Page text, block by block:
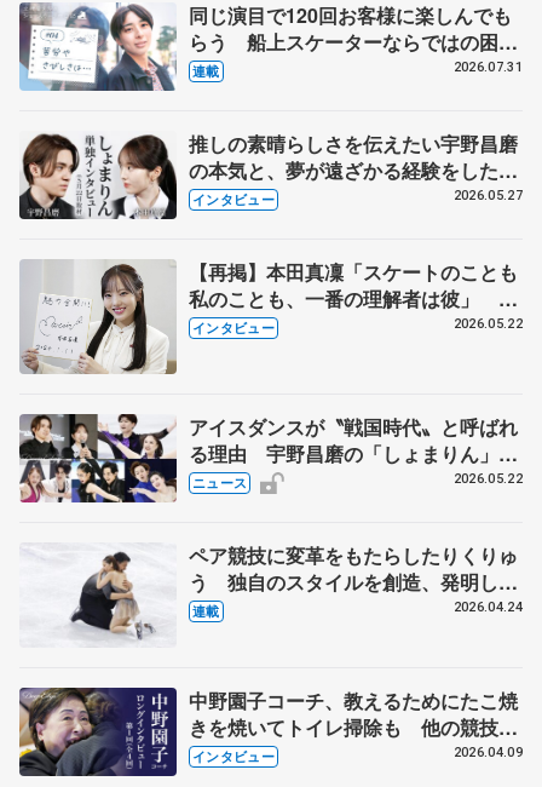
同じ演目で120回お客様に楽しんでも
らう 船上スケーターならではの困難
とは 影響あったPIW前キャプテン松
連載 2026.07.31
推しの素晴らしさを伝えたい宇野昌磨
の本気と、夢が遠ざかる経験をした本
田真凜の覚悟
インタビュー 2026.05.27
【再掲】本田真凜「スケートのことも
私のことも、一番の理解者は彼」 引
退時の単独インタビューで語った競技
インタビュー 2026.05.22
アイスダンスが〝戦国時代〟と呼ばれ
る理由 宇野昌磨の「しょまりん」ら
実力者が相次いで参戦 国内の競争激
ニュース 2026.05.22
ペア競技に変革をもたらしたりくりゅ
う 独自のスタイルを創造、発明した
【引退発表後②】
連載 2026.04.24
中野園子コーチ、教えるためにたこ焼
きを焼いてトイレ掃除も 他の競技に
も通用するという坂本花織の筋肉
インタビュー 2026.04.09